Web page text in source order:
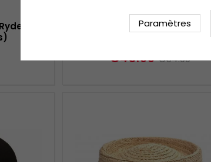
Chapeaux - Gårda San Leo
€43.99€54.99
Paramètres